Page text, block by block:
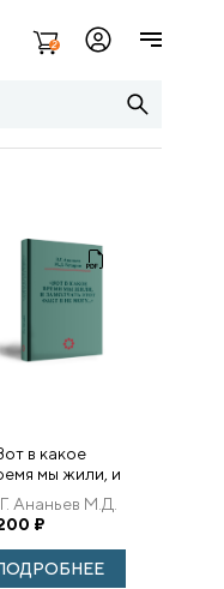
2
в какое
мы жили, и
этот
я не могу…».
Ананьев М.Д.
₽